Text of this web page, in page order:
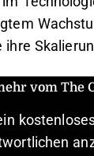
ihre
vom The